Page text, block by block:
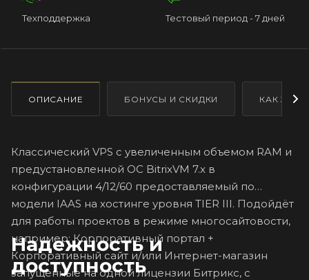
Техподдержка Тестовый период - 7 дней
ОПИСАНИЕ БОНУСЫ И СКИДКИ КАК
Классический VPS с увеличенным объемом RAM и
предустановленной ОС BitrixVM 7.x в
конфигурации 4/12/60 предоставляемый по
модели IAAS на хостинге уровня TIER III. Подойдёт
для работы проектов в режиме многосайтовости,
например: Корпоративный портал +
Корпоративный сайт и/или Интернет-магазин
запущенные на одной лицензии Битрикс, с
Надежность и
доступность